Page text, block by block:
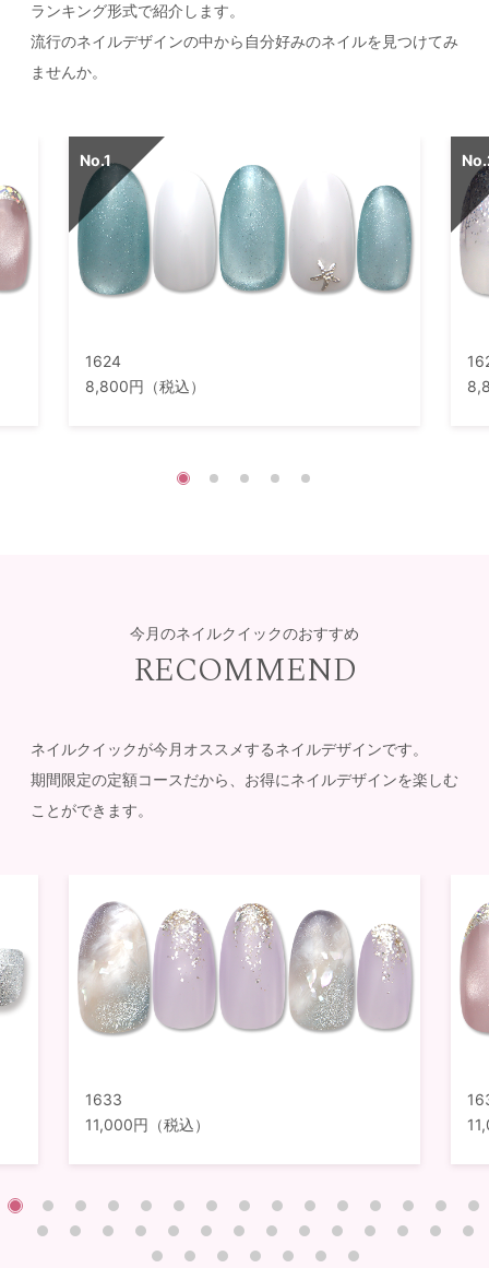
ランキング形式で紹介します。
流行のネイルデザインの中から自分好みのネイルを見つけてみ
ませんか。
1624
8,800円（税込）
今月のネイルクイックのおすすめ
RECOMMEND
ネイルクイックが今月オススメするネイルデザインです。
期間限定の定額コースだから、お得にネイルデザインを楽しむ
ことができます。
1633
11,000円（税込）